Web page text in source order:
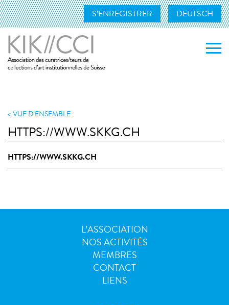
S’ENREGISTRER DEUTSCH
NOS ACTIVITÉS
MEMBRES
NOS MEMBRES
VUE D’ENSEMBLE
HTTPS://WWW.SKKG.CH
HTTPS://WWW.SKKG.CH
L’ASSOCIATION
NOS ACTIVITÉS
MEMBRES
CONTACT
LIENS